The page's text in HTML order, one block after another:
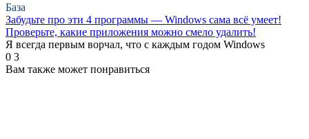
База
Забудьте про эти 4 программы — Windows сама всё умеет!
Проверьте, какие приложения можно смело удалить!
Я всегда первым ворчал, что с каждым годом Windows
0 3
Вам также может понравиться